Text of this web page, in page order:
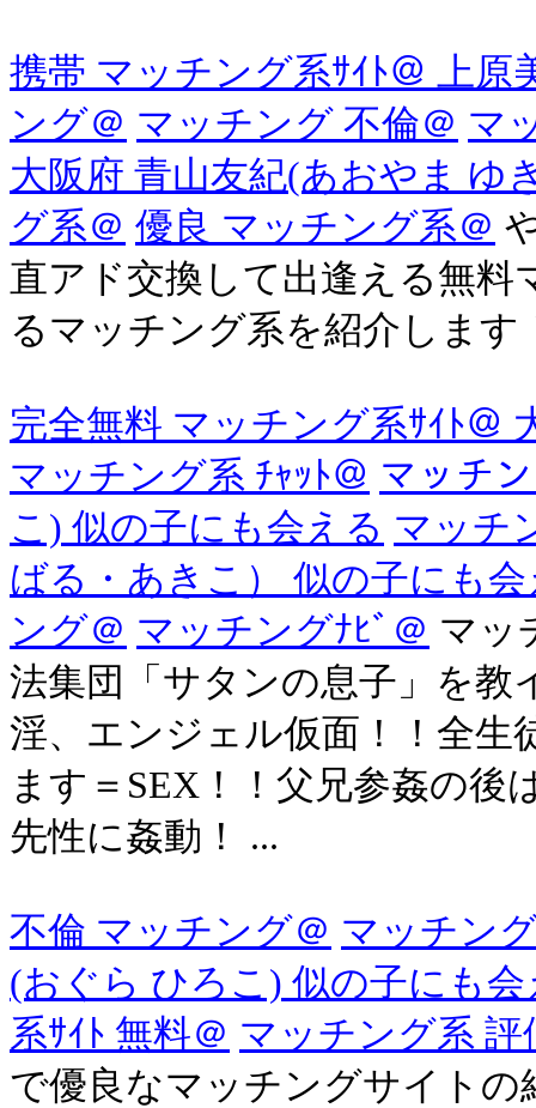
携帯 マッチング系ｻｲﾄ＠ 上原
ング＠ マッチング 不倫＠ マ
大阪府 青山友紀(あおやま ゆ
グ系＠ 優良 マッチング系＠
直アド交換して出逢える無
るマッチング系を紹介します
完全無料 マッチング系ｻｲﾄ＠
マッチング系 ﾁｬｯﾄ＠ マッチ
こ) 似の子にも会える マッチ
ばる・あきこ） 似の子にも
ング＠ マッチングﾅﾋﾞ＠ マッ
法集団「サタンの息子」を教
淫、エンジェル仮面！！全生
ます＝SEX！！父兄参姦の後
先性に姦動！ ...
不倫 マッチング＠ マッチン
(おぐら ひろこ) 似の子にも会
系ｻｲﾄ 無料＠ マッチング系 評
で優良なマッチングサイトの